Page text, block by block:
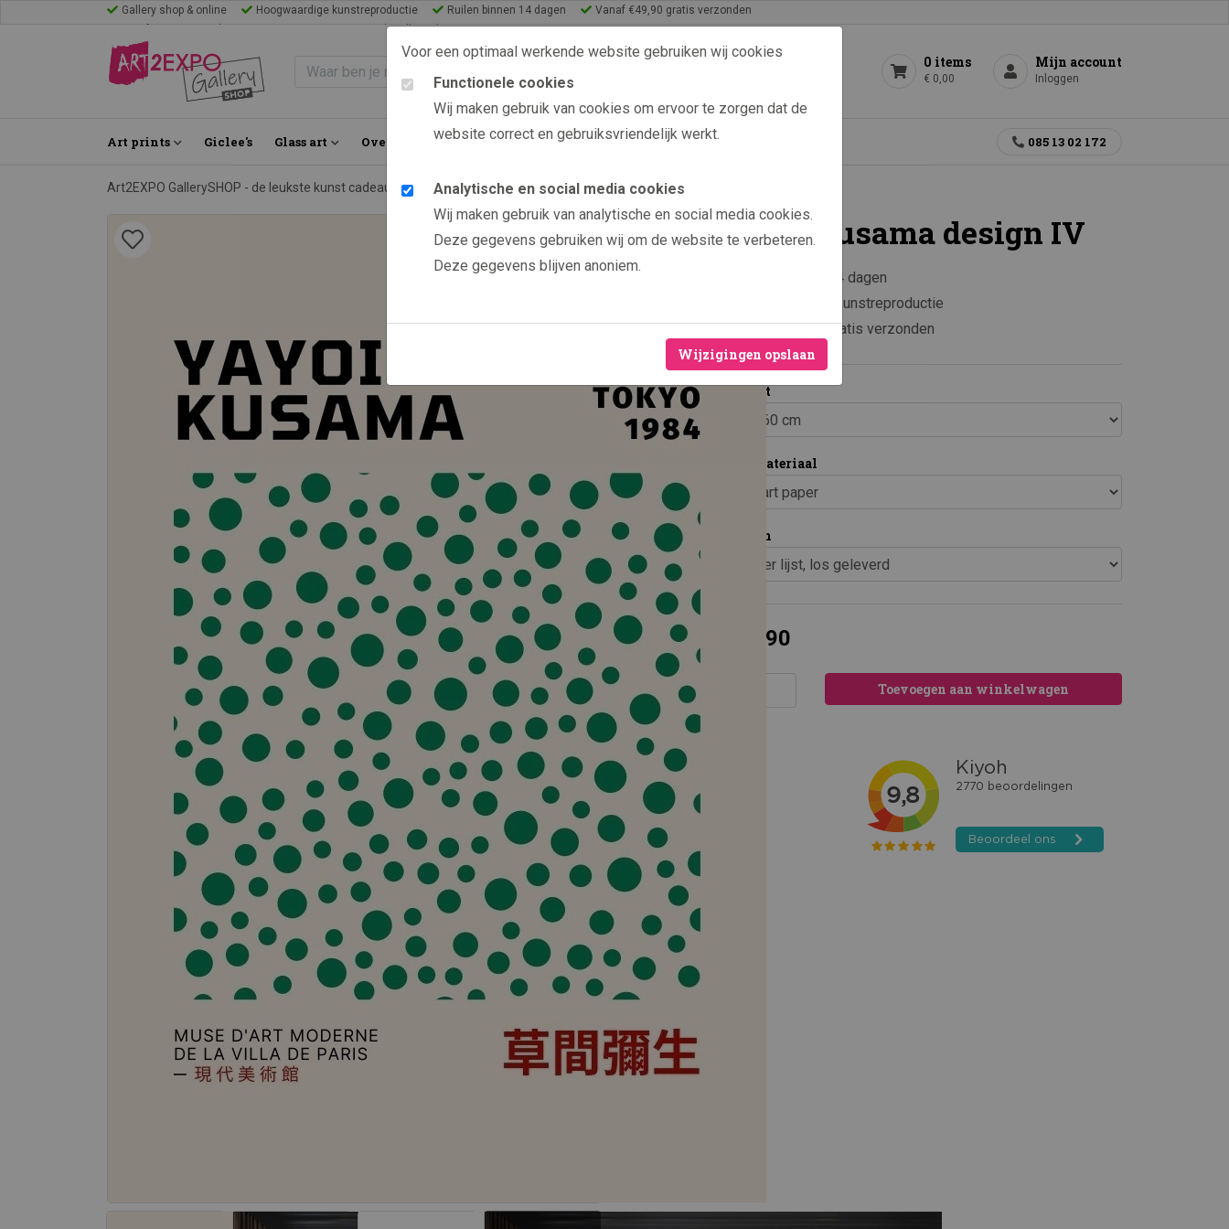
Voor een optimaal werkende website gebruiken wij cookies
Functionele cookies
Wij maken gebruik van cookies om ervoor te zorgen dat de
website correct en gebruiksvriendelijk werkt.
Analytische en social media cookies
Wij maken gebruik van analytische en social media cookies.
Deze gegevens gebruiken wij om de website te verbeteren.
Deze gegevens blijven anoniem.
Wijzigingen opslaan
Gallery shop & online Hoogwaardige kunstreproductie Ruilen binnen 14 dagen
Vanaf €49,90 gratis verzonden
Bezoek Gallery Shop
0 items
€ 0,00
Mijn account
Inloggen
Art prints Giclee's Glass art Over ons 085 13 02 172
Art2EXPO GallerySHOP - de leukste kunst cadeau ideeën Producten Yayoi Kusama design IV
Yayoi Kusama design IV
Ruilen binnen 14 dagen
Hoogwaardige kunstreproductie
Vanaf €49,90 gratis verzonden
Formaat
Print materiaal
Inlijsten
€ 29,90
Toevoegen aan winkelwagen